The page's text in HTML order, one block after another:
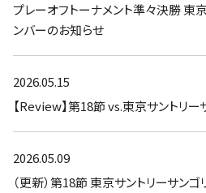
プレーオフトーナメント準々決勝 東
ンバーのお知らせ
2026.05.15
【Review】第18節 vs.東京サントリー
2026.05.09
（更新）第18節 東京サントリーサン